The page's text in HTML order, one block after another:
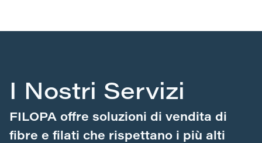
I Nostri Servizi
FILOPA offre soluzioni di vendita di
fibre e filati che rispettano i più alti